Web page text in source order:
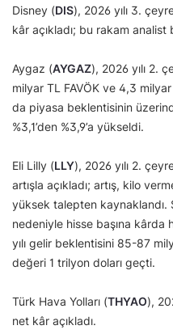
Disney (DIS), 2026 yılı 3.
kâr açıkladı; bu rakam analist
Aygaz (AYGAZ), 2026 yılı 2.
milyar TL FAVÖK ve 4,3
da piyasa beklentisinin
%3,1’den %3,9’a yükseldi.
Eli Lilly (LLY), 2026 yılı 2.
artışla açıkladı; artış, kilo
yüksek talepten kaynaklandı.
nedeniyle hisse başına
yılı gelir beklentisini 85-87
değeri 1 trilyon doları geçti.
Türk Hava Yolları (THYAO),
net kâr açıkladı.